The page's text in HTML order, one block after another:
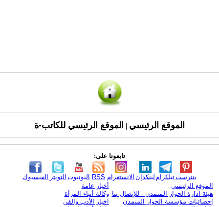
الموقع الرئيسي الموقع الرئيسي للكاتب-ة
تابعونا على:
الفيسبوك التويتر اليوتيوب RSS الانستغرام لينكدإن تيلكرامبنترست
الموقع الرئيسي
هيئة ادارة الحوار المتمدن - للإتصال بنا
إحصائيات مؤسسة الحوار المتمدن
أخبار عامة
وكالة أنباء المرأة
اخبار الأدب والفن